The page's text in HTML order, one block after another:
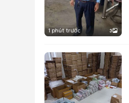
1 phút trước 3